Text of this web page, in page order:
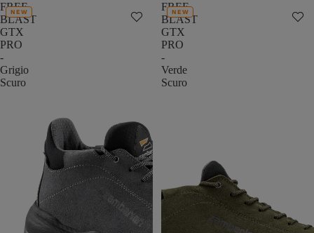
FREE
BLAST
GTX
PRO
-
Grigio
Scuro
NEW
FREE
BLAST
GTX
PRO
-
Verde
Scuro
NEW